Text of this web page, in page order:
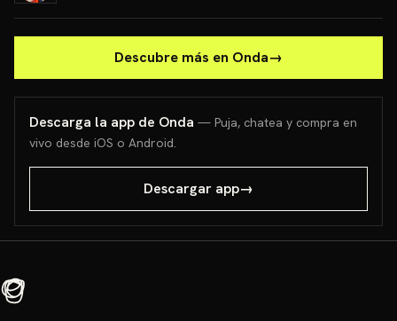
Descubre más en Onda→
Descarga la app de Onda — Puja, chatea y compra en
vivo desde iOS o Android.
Descargar app→